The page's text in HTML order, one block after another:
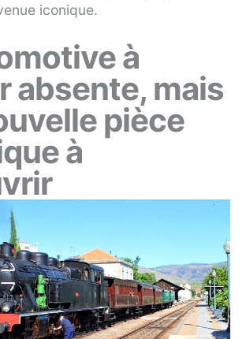
iconique.
à
absente, mais
pièce
à